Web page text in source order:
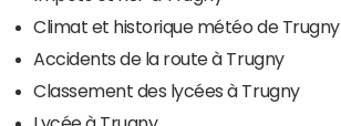
Climat et historique météo de Trugny
Accidents de la route à Trugny
Classement des lycées à Trugny
Lycée à Trugny